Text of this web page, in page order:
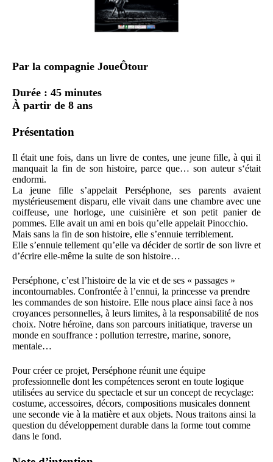
Par la compagnie JoueÔtour
Durée : 45 minutes
À partir de 8 ans
Présentation
Il était une fois, dans un livre de contes, une jeune fille, à qui il
manquait la fin de son histoire, parce que… son auteur s‘était
endormi.
La jeune fille s’appelait Perséphone, ses parents avaient
mystérieusement disparu, elle vivait dans une chambre avec une
coiffeuse, une horloge, une cuisinière et son petit panier de
pommes. Elle avait un ami en bois qu’elle appelait Pinocchio.
Mais sans la fin de son histoire, elle s’ennuie terriblement.
Elle s’ennuie tellement qu’elle va décider de sortir de son livre et
d’écrire elle-même la suite de son histoire…
Perséphone, c’est l’histoire de la vie et de ses « passages »
incontournables. Confrontée à l’ennui, la princesse va prendre
les commandes de son histoire. Elle nous place ainsi face à nos
croyances personnelles, à leurs limites, à la responsabilité de nos
choix. Notre héroïne, dans son parcours initiatique, traverse un
monde en souffrance : pollution terrestre, marine, sonore,
mentale…
Pour créer ce projet, Perséphone réunit une équipe
professionnelle dont les compétences seront en toute logique
utilisées au service du spectacle et sur un concept de recyclage:
costume, accessoires, décors, compositions musicales donnent
une seconde vie à la matière et aux objets. Nous traitons ainsi la
question du développement durable dans la forme tout comme
dans le fond.